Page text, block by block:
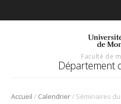
Faculté de
Département
Accueil / Calendrier/